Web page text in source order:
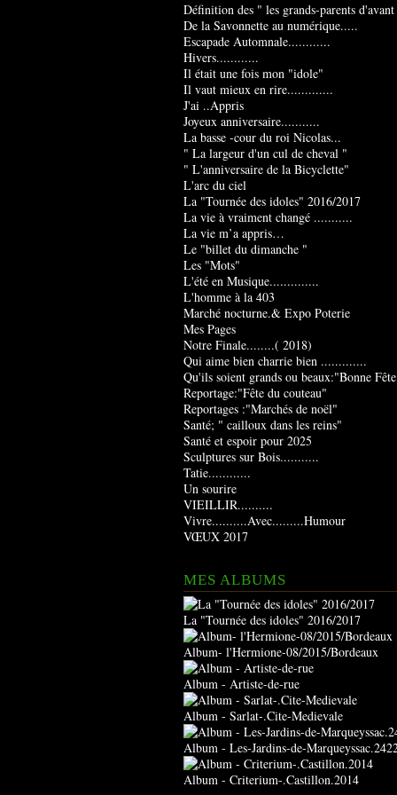
Définition des " les grands-parents
De la Savonnette au numérique.....
Escapade Automnale............
Hivers............
Il était une fois mon "idole"
Il vaut mieux en rire.............
J'ai ..Appris
Joyeux anniversaire...........
La basse -cour du roi Nicolas...
" La largeur d'un cul de cheval "
" L'anniversaire de la Bicyclette"
L'arc du ciel
La "Tournée des idoles" 2016/2017
La vie à vraiment changé ...........
La vie m’a appris…
Le "billet du dimanche "
Les "Mots"
L'été en Musique..............
L'homme à la 403
Marché nocturne.& Expo Poterie
Mes Pages
Notre Finale........( 2018)
Qui aime bien charrie bien .............
Qu'ils soient grands ou beaux:"Bonne
Reportage:"Fête du couteau"
Reportages :"Marchés de noël"
Santé; " cailloux dans les reins"
Santé et espoir pour 2025
Sculptures sur Bois...........
Tatie............
Un sourire
VIEILLIR..........
Vivre..........Avec.........Humour
VŒUX 2017
MES ALBUMS
La "Tournée des idoles" 2016/2017
Album- l'Hermione-08/2015/Bordeaux
Album - Artiste-de-rue
Album - Sarlat-.Cite-Medievale
Album - Les-Jardins-de-
Album - Criterium-.Castillon.2014